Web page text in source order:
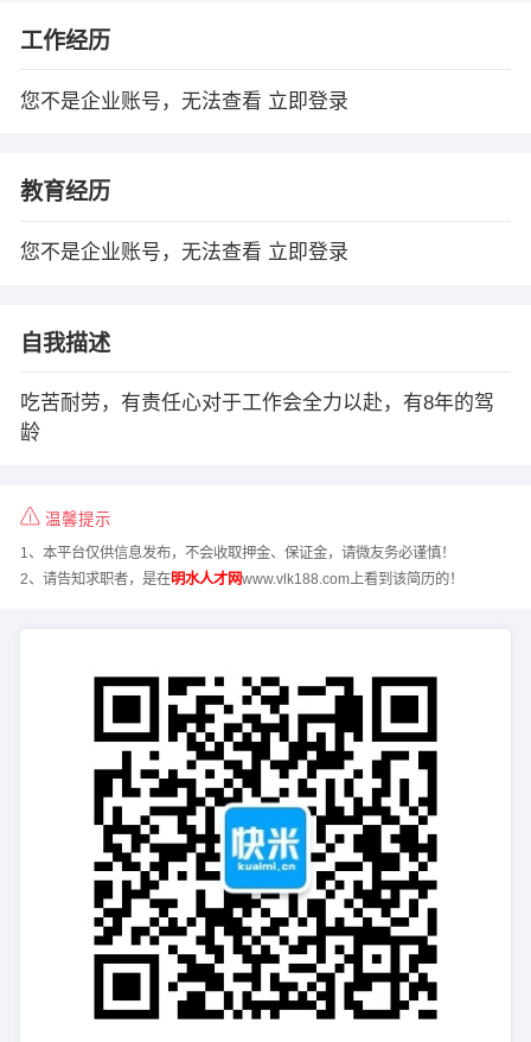
工作经历
您不是企业账号，无法查看 立即登录
教育经历
您不是企业账号，无法查看 立即登录
自我描述
吃苦耐劳，有责任心对于工作会全力以赴，有8年的驾
龄
温馨提示
1、本平台仅供信息发布，不会收取押金、保证金，请微友务必谨慎！
2、请告知求职者，是在明水人才网www.vlk188.com上看到该简历的！